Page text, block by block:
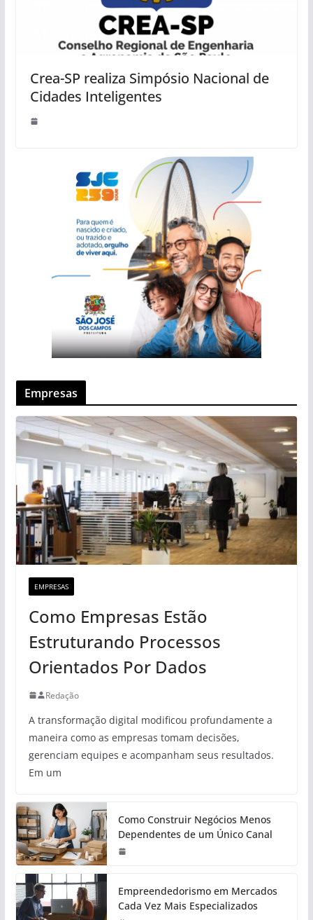
Crea-SP realiza Simpósio Nacional de
Cidades Inteligentes
Empresas
EMPRESAS
Como Empresas Estão
Estruturando Processos
Orientados Por Dados
Redação
A transformação digital modificou profundamente a
maneira como as empresas tomam decisões,
gerenciam equipes e acompanham seus resultados.
Em um
Como Construir Negócios Menos
Dependentes de um Único Canal
Empreendedorismo em Mercados
Cada Vez Mais Especializados